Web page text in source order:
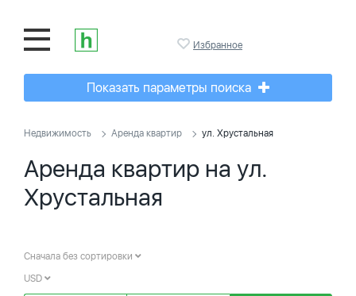
Избранное
Показать параметры поиска
Недвижимость Аренда квартир ул. Хрустальная
Аренда квартир на ул.
Хрустальная
Сначала без сортировки
USD